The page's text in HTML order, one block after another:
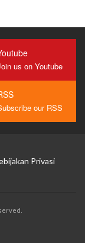
us on Youtube
our RSS
Privasi